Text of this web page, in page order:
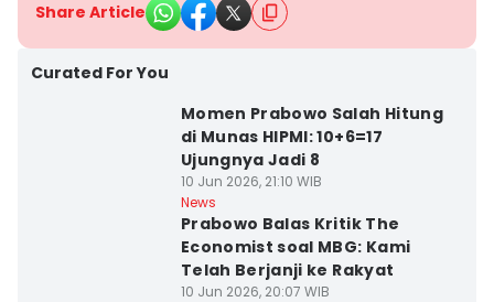
Share Article
Curated For You
Momen Prabowo Salah Hitung
di Munas HIPMI: 10+6=17
Ujungnya Jadi 8
10 Jun 2026, 21:10 WIB
News
Prabowo Balas Kritik The
Economist soal MBG: Kami
Telah Berjanji ke Rakyat
10 Jun 2026, 20:07 WIB